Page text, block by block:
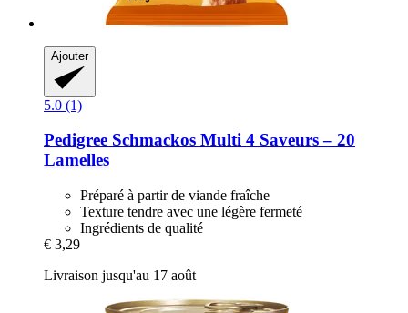
Ajouter
5.0 (1)
Pedigree Schmackos Multi 4 Saveurs – 20
Lamelles
Préparé à partir de viande fraîche
Texture tendre avec une légère fermeté
Ingrédients de qualité
€ 3,29
Livraison jusqu'au 17 août